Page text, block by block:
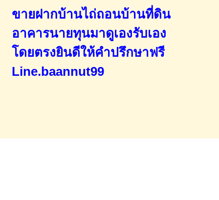
ขายฝากบ้านไถ่ถอนบ้านที่ดิน
อาคารนายทุนมาดูเองรับเอง
โดยตรงยินดีให้คำปรึกษาฟรี
Line.baannut99